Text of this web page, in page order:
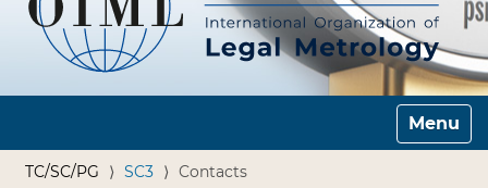
Toggle
TC/SC/PG SC3 Contacts